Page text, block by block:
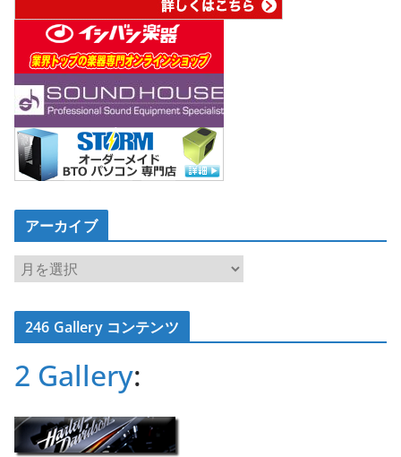
アーカイブ
ア
ー
カ
イ246 Gallery コンテンツ
2 Gallery: